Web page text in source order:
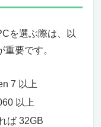
ぶ
を選ぶ際は、以
要です。
7 以上
以上
ば 32GB